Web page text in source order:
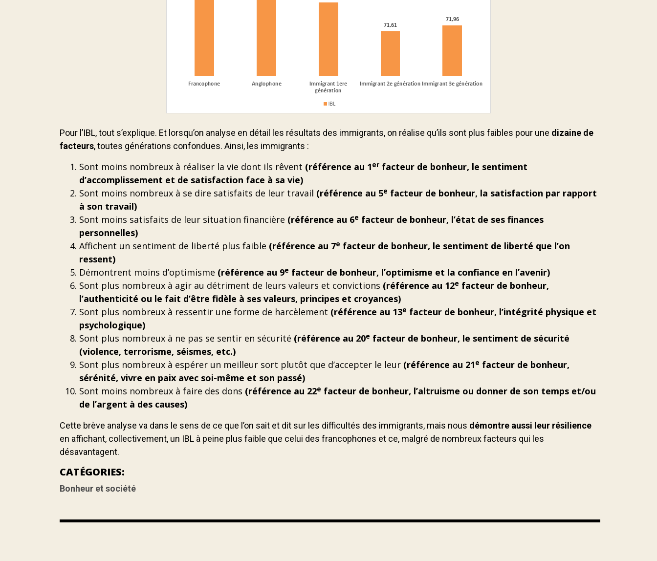
Pour l’IBL, tout s’explique. Et lorsqu’on analyse en détail les résultats des immigrants, on réalise qu’ils sont plus faibles pour une dizaine de
facteurs, toutes générations confondues. Ainsi, les immigrants :
Sont moins nombreux à réaliser la vie dont ils rêvent (référence au 1er facteur de bonheur, le sentiment
d’accomplissement et de satisfaction face à sa vie)
Sont moins nombreux à se dire satisfaits de leur travail (référence au 5e facteur de bonheur, la satisfaction par rapport
à son travail)
Sont moins satisfaits de leur situation financière (référence au 6e facteur de bonheur, l’état de ses finances
personnelles)
Affichent un sentiment de liberté plus faible (référence au 7e facteur de bonheur, le sentiment de liberté que l’on
ressent)
Démontrent moins d’optimisme (référence au 9e facteur de bonheur, l’optimisme et la confiance en l’avenir)
Sont plus nombreux à agir au détriment de leurs valeurs et convictions (référence au 12e facteur de bonheur,
l’authenticité ou le fait d’être fidèle à ses valeurs, principes et croyances)
Sont plus nombreux à ressentir une forme de harcèlement (référence au 13e facteur de bonheur, l’intégrité physique et
psychologique)
Sont plus nombreux à ne pas se sentir en sécurité (référence au 20e facteur de bonheur, le sentiment de sécurité
(violence, terrorisme, séismes, etc.)
Sont plus nombreux à espérer un meilleur sort plutôt que d’accepter le leur (référence au 21e facteur de bonheur,
sérénité, vivre en paix avec soi-même et son passé)
Sont moins nombreux à faire des dons (référence au 22e facteur de bonheur, l’altruisme ou donner de son temps et/ou
de l’argent à des causes)
Cette brève analyse va dans le sens de ce que l’on sait et dit sur les difficultés des immigrants, mais nous démontre aussi leur résilience
en affichant, collectivement, un IBL à peine plus faible que celui des francophones et ce, malgré de nombreux facteurs qui les
désavantagent.
CATÉGORIES:
Bonheur et société